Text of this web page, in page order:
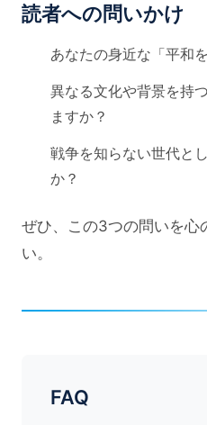
読者への問いかけ
あなたの身近な「平和
異なる文化や背景を持
ますか？
戦争を知らない世代と
か？
ぜひ、この3つの問いを心
い。
FAQ